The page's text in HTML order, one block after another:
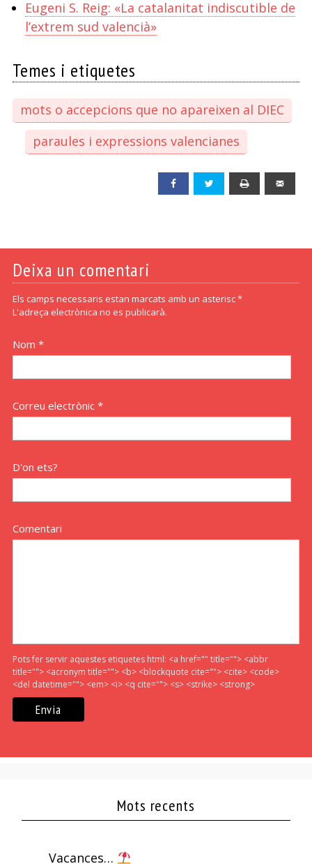
Eugeni S. Reig: «La catalanitat indiscutible de
l’extrem sud valencià»
Temes i etiquetes
mots o accepcions que no apareixen al DIEC
paraules i expressions valencianes
Facebook Twitter
Deixa un comentari
Els camps necessaris estan marcats amb un asterisc *
L'adreça electrònica no es publicarà.
Nom *
Correu electrònic *
D'on ets?
Comentari
Pots fer servir aquestes etiquetes html: <a href="" title=""> <abbr
title=""> <acronym title=""> <b> <blockquote cite=""> <cite> <code>
<del datetime=""> <em> <i> <q cite=""> <s> <strike> <strong>
Mots recents
Vacances…